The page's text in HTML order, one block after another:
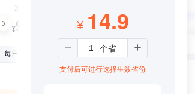
3个月
¥99
每日仅1.08元
¥ 14.9
支付后可进行选择生效省份